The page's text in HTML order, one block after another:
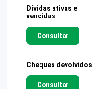
Dívidas ativas e
vencidas
Consultar
Cheques devolvidos
Consultar